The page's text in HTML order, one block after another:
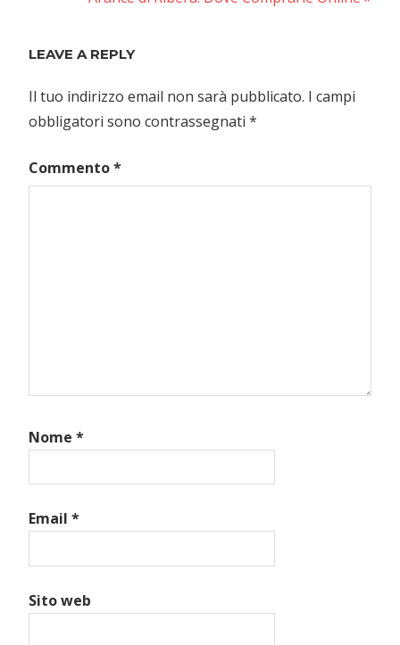
LEAVE A REPLY
Il tuo indirizzo email non sarà pubblicato. I campi
obbligatori sono contrassegnati *
Commento*
Nome *
Email *
Sito web